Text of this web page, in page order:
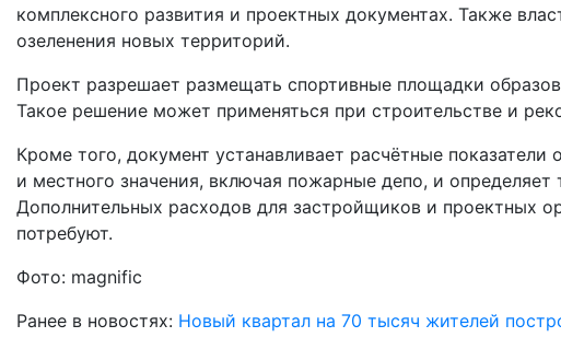
комплексного развития и проектных документах. Также
озеленения новых территорий.
Проект разрешает размещать спортивные площадки
Такое решение может применяться при строительстве и
Кроме того, документ устанавливает расчётные
и местного значения, включая пожарные депо, и
Дополнительных расходов для застройщиков и проектных
потребуют.
Фото: magnific
Ранее в новостях: Новый квартал на 70 тысяч жителей